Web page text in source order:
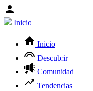
Inicio
Inicio
Descubrir
Comunidad
Tendencias